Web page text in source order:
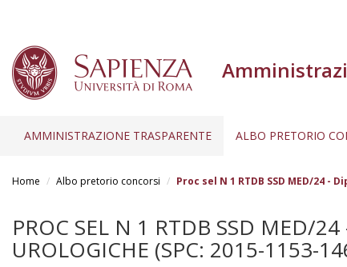
AMMINISTRAZIONE TRASPARENTE ALBO PRETORIO
Home Albo pretorio concorsi Proc sel N 1 RTDB SSD MED/24
PROC SEL N 1 RTDB SSD MED/
UROLOGICHE (SPC: 2015-1153-